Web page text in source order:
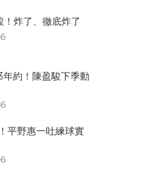
！炸了、徹底炸了
約！陳盈駿下季動
平野惠一吐練球實